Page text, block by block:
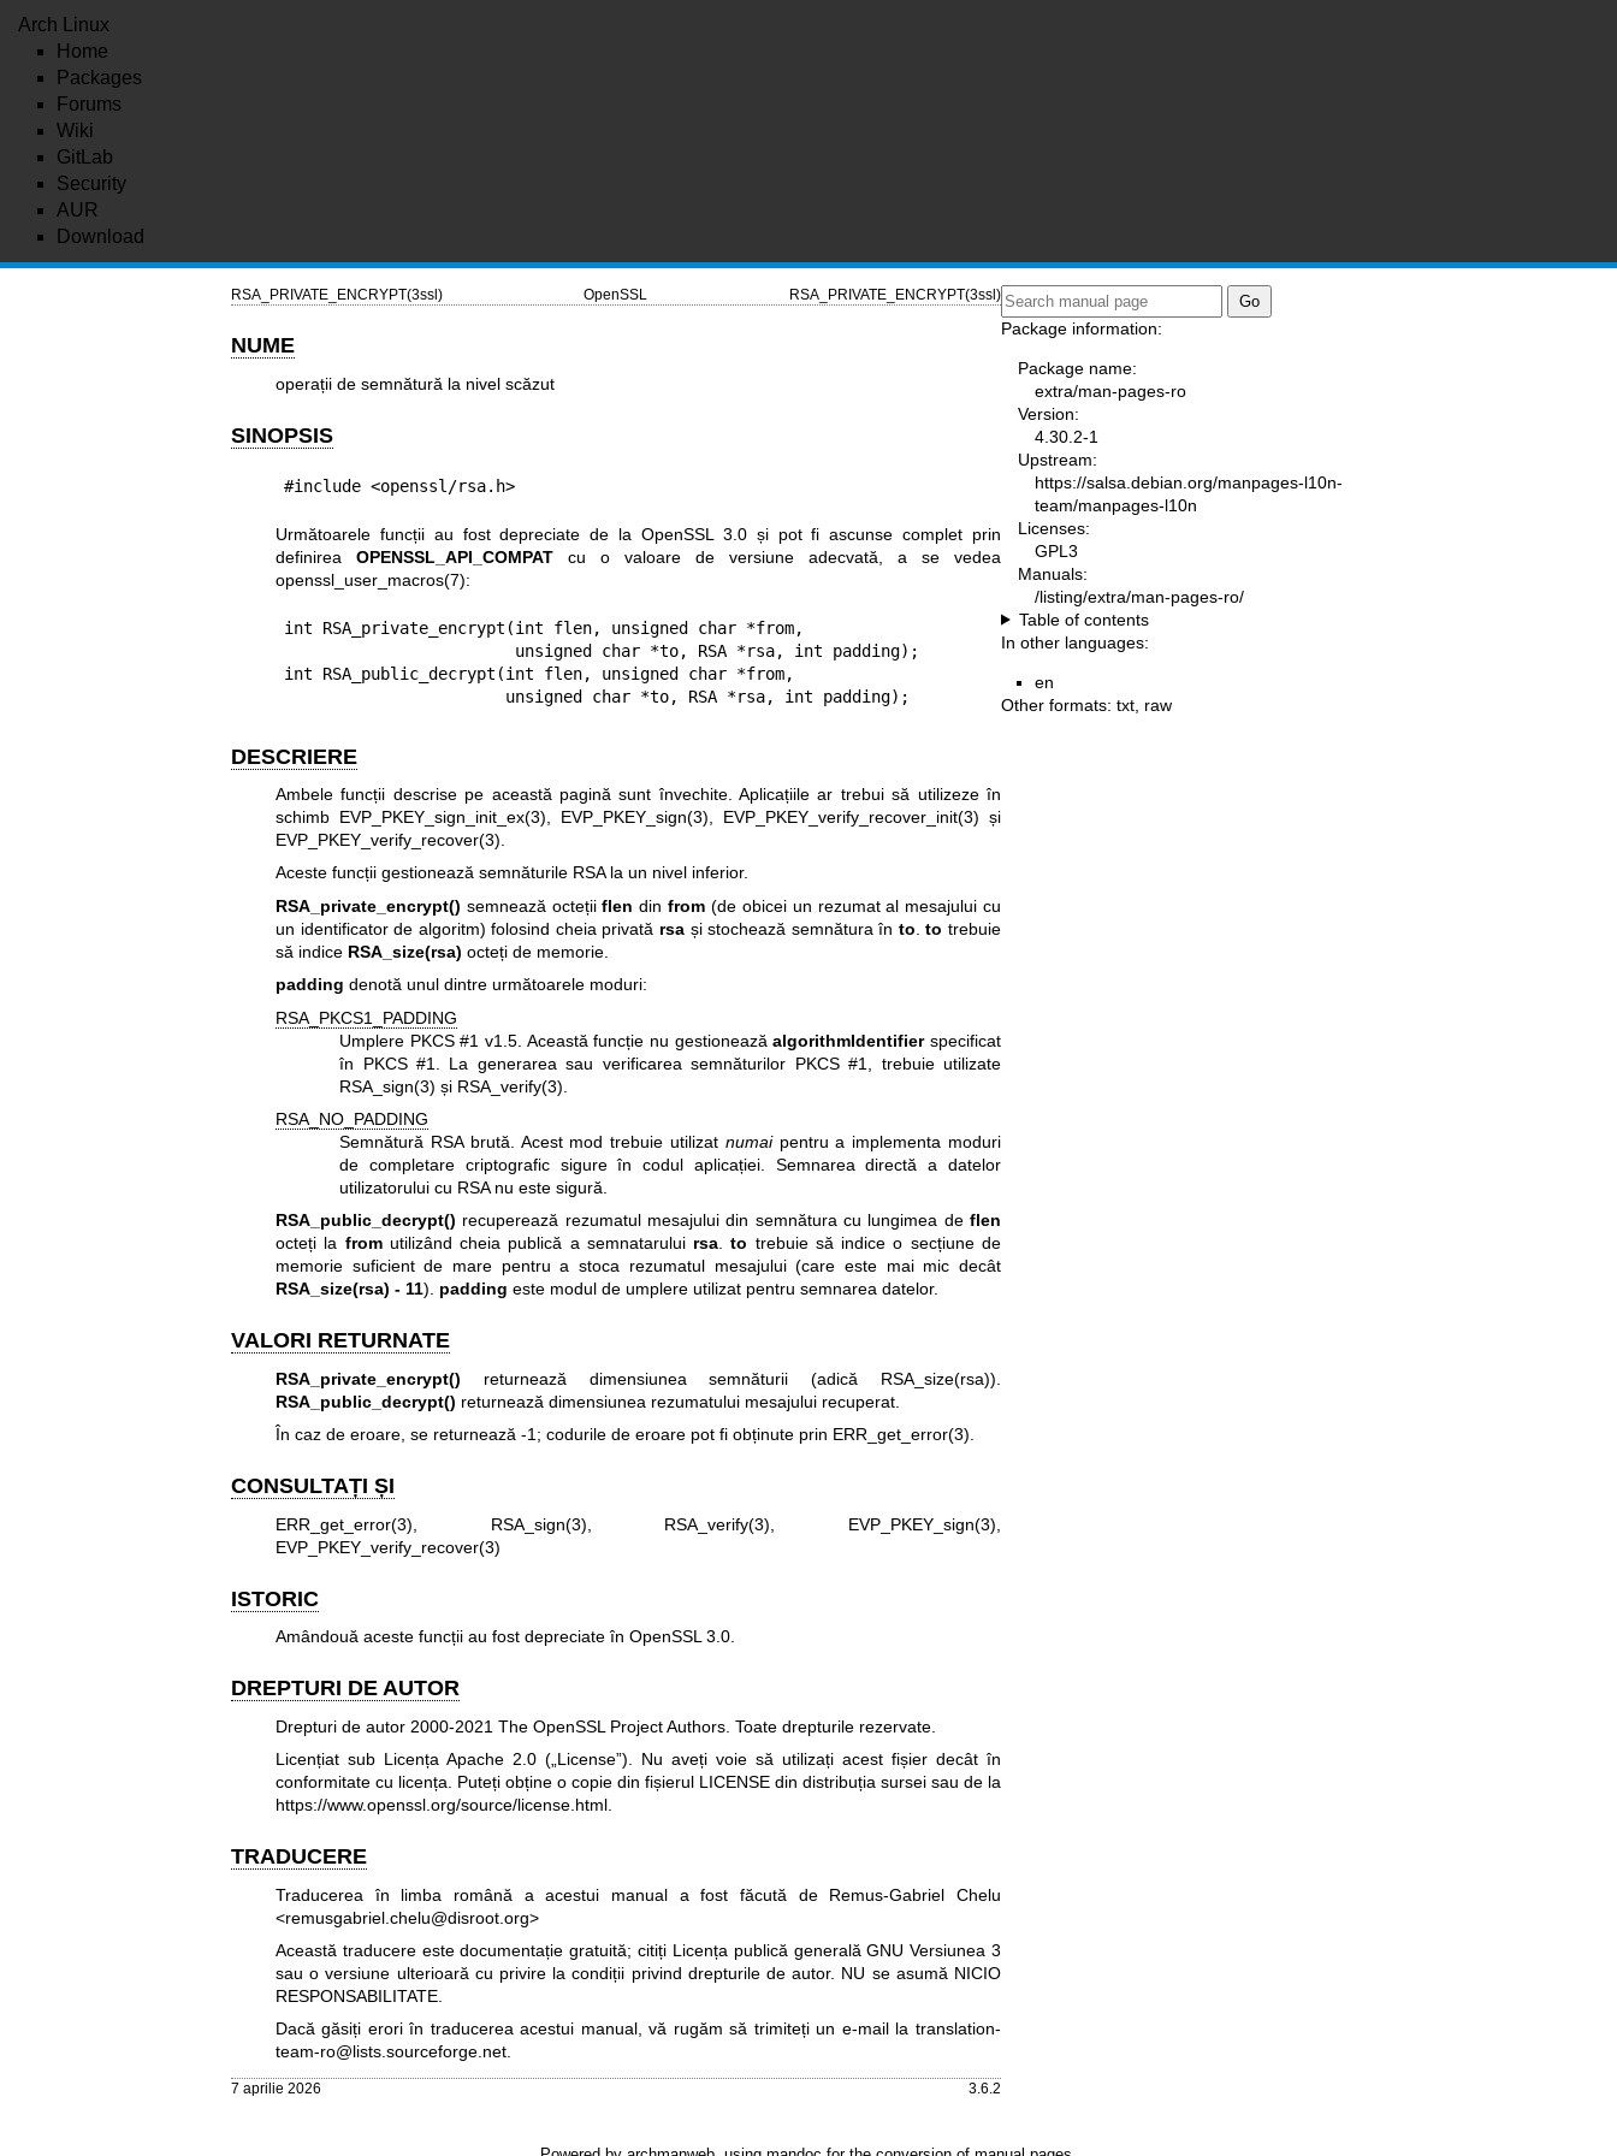
Arch Linux
Home
Packages
Forums
Wiki
GitLab
Security
AUR
Download
RSA_PRIVATE_ENCRYPT(3ssl) OpenSSL RSA_PRIVATE_ENCRYPT(3ssl)
NUME
operații de semnătură la nivel scăzut
SINOPSIS
#include <openssl/rsa.h>
Următoarele funcții au fost depreciate de la OpenSSL 3.0 și pot fi ascunse complet prin
definirea OPENSSL_API_COMPATcu o valoare de versiune adecvată, a se vedea
openssl_user_macros(7):
int RSA_private_encrypt(int flen, unsigned char *from,
int RSA_public_decrypt(int flen, unsigned char *from,
                       unsigned char *to, RSA *rsa, int padding);
DESCRIERE
Ambele funcții descrise pe această pagină sunt învechite. Aplicațiile ar trebui să utilizeze în
schimb EVP_PKEY_sign_init_ex(3) EVP_PKEY_sign(3) EVP_PKEY_verify_recover_init(3) și
EVP_PKEY_verify_recover(3)
Aceste funcții gestionează semnăturile RSA la un nivel inferior.
RSA_private_encrypt() semnează octețiiflen dinfrom (de obicei un rezumat al mesajului cu
un identificator de algoritm) folosind cheia privată rsași stochează semnătura în to .to trebuie
să indice RSA_size(rsa) octeți de memorie.
padding denotă unul dintre următoarele moduri:
RSA_PKCS1_PADDING
Umplere PKCS #1 v1.5. Această funcție nu gestioneazăalgorithmIdentifierspecificat
în PKCS #1. La generarea sau verificarea semnăturilor PKCS #1, trebuie utilizate
RSA_sign(3) și RSA_verify(3)
RSA_NO_PADDING
Semnătură RSA brută. Acest mod trebuie utilizat numaipentru a implementa moduri
de completare criptografic sigure în codul aplicației. Semnarea directă a datelor
utilizatorului cu RSA nu este sigură.
RSA_public_decrypt() recuperează rezumatul mesajului din semnătura cu lungimea de flen
octeți la fromutilizând cheia publică a semnatarului rsa.to trebuie să indice o secțiune de
memorie suficient de mare pentru a stoca rezumatul mesajului (care este mai mic decât
RSA_size(rsa) - 11). padding este modul de umplere utilizat pentru semnarea datelor.
VALORI RETURNATE
RSA_private_encrypt() returnează dimensiunea semnăturii (adică RSA_size(rsa)).
RSA_public_decrypt() returnează dimensiunea rezumatului mesajului recuperat.
În caz de eroare, se returnează -1; codurile de eroare pot fi obținute prin ERR_get_error(3).
CONSULTAȚI ȘI
ERR_get_error(3) RSA_sign(3) RSA_verify(3) EVP_PKEY_sign(3)
EVP_PKEY_verify_recover(3)
ISTORIC
Amândouă aceste funcții au fost depreciate în OpenSSL 3.0.
DREPTURI DE AUTOR
Drepturi de autor 2000-2021 The OpenSSL Project Authors. Toate drepturile rezervate.
Licențiat sub Licența Apache 2.0 („License”). Nu aveți voie să utilizați acest fișier decât în
conformitate cu licența. Puteți obține o copie din fișierul LICENSE din distribuția sursei sau de la
https://www.openssl.org/source/license.html.
TRADUCERE
Traducerea în limba română a acestui manual a fost făcută de Remus-Gabriel Chelu
<remusgabriel.chelu@disroot.org>
Această traducere este documentație gratuită; citiți Licența publică generală GNU Versiunea 3
sau o versiune ulterioară cu privire la condiții privind drepturile de autor. NU se asumă NICIO
RESPONSABILITATE.
Dacă găsiți erori în traducerea acestui manual, vă rugăm să trimiteți un e-mail la translation-
team-ro@lists.sourceforge.net.
7 aprilie 2026 3.6.2
Package information:
Package name:
extra/man-pages-ro
Version:
4.30.2-1
Upstream:
https://salsa.debian.org/manpages-l10n-
team/manpages-l10n
Licenses:
GPL3
Manuals:
/listing/extra/man-pages-ro/
Table of contents
In other languages:
en
Other formats: txt raw